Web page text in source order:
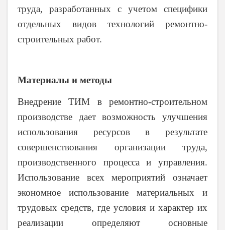
труда, разработанных с учетом специфики
отдельных видов технологий ремонтно-
строительных работ.
Материалы и методы
Внедрение ТИМ в ремонтно-строительном
производстве дает возможность улучшения
использования ресурсов в результате
совершенствования организации труда,
производственного процесса и управления.
Использование всех мероприятий означает
экономное использование материальных и
трудовых средств, где условия и характер их
реализации определяют основные